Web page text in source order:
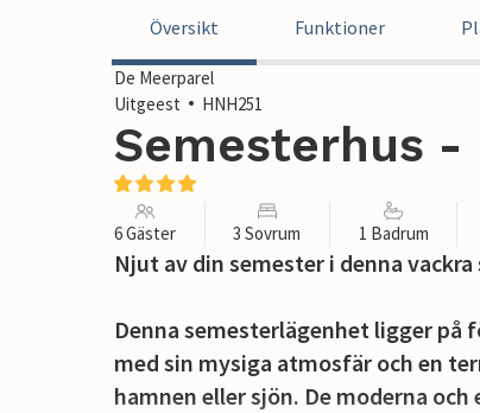
Översikt Funktioner
De Meerparel
Uitgeest
HNH251
Semesterhus -
6 Gäster 3 Sovrum 1 Badrum
Njut av din semester i denna
Denna semesterlägenhet ligger på
med sin mysiga atmosfär och en
hamnen eller sjön. De moderna